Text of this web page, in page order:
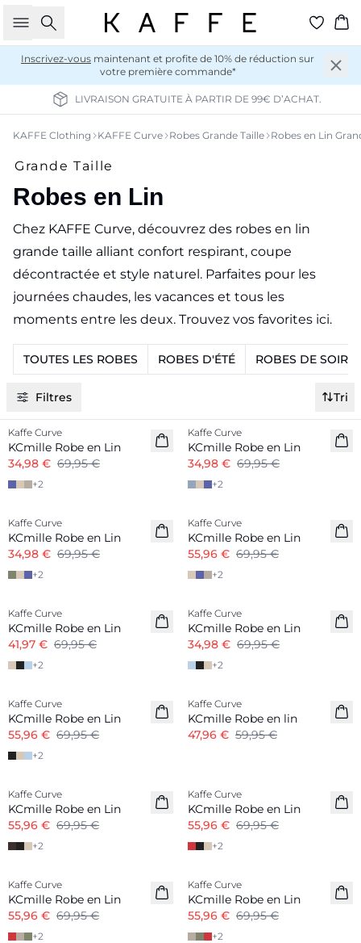
Rechercher
Inscrivez-vous maintenant et profite de 10% de réduction sur
votre première commande*
99€ D’ACHAT. INTERNATIONAL DELIVERY 4-7
KAFFE Clothing KAFFE Curve Robes Grande Taille Robes en Lin
Robes en Lin
Grande Taille
Chez KAFFE Curve, découvrez des robes en lin
grande taille alliant confort respirant, coupe
décontractée et style naturel. Parfaites pour les
journées chaudes, les vacances et tous les
moments entre les deux. Trouvez vos favorites ici.
TOUTES LES ROBES ROBES D'ÉTÉ ROBES DE
Filtres Tri
Mélange Lin
-50%
Kaffe Curve
KCmille Robe en Lin
34,98 € 69,95 €
+2
Kaffe Curve
KCmille Robe en Lin
34,98 € 69,95 €
+2
Mélange Lin
Kaffe Curve
KCmille Robe en Lin
34,98 € 69,95 €
+2
Mélange Lin
Kaffe Curve
KCmille Robe en Lin
55,96 € 69,95 €
+2
Mélange Lin
Kaffe Curve
KCmille Robe en Lin
41,97 € 69,95 €
+2
Mélange Lin
Kaffe Curve
KCmille Robe en Lin
34,98 € 69,95 €
+2
Mélange Lin
Kaffe Curve
KCmille Robe en Lin
55,96 € 69,95 €
+2
Mélange Lin
Kaffe Curve
KCmille Robe en lin
47,96 € 59,95 €
Mélange Lin
Kaffe Curve
KCmille Robe en Lin
55,96 € 69,95 €
+2
Mélange Lin
Kaffe Curve
KCmille Robe en Lin
55,96 € 69,95 €
+2
Mélange Lin
Kaffe Curve
KCmille Robe en Lin
55,96 € 69,95 €
+2
Mélange Lin
Kaffe Curve
KCmille Robe en Lin
55,96 € 69,95 €
+2